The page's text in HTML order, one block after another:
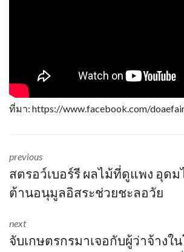
ที่มา: https://www.facebook.com/
previous
สตรอว์เบอร์รี ผลไม้ที่ดูแพง อุด
ต้านอนุมูลอิสระช่วยชะลอวัย
next
จับเกษตรกรมาเจอกับผู้ว่าจ้างใ